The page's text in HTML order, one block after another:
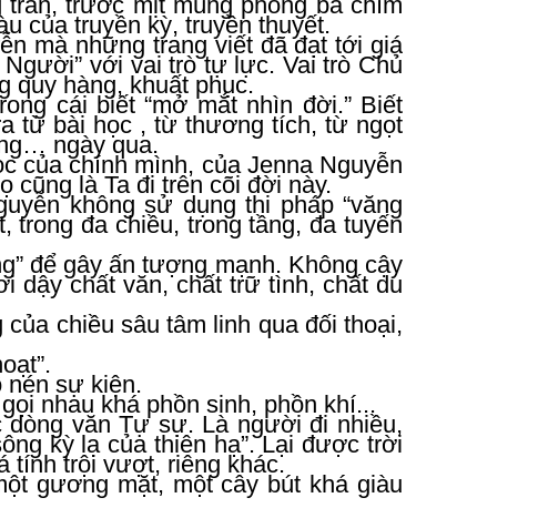
của truyền kỳ, truyền thuyết.
mà những trang viết đã đạt tới giá
Người” với vai trò tự lực. Vai trò Chủ
quy hàng, khuất phục.
cái biết “mở mắt nhìn đời.” Biết
từ bài học , từ thương tích, từ ngọt
ngày qua.
của chính mình, của Jenna Nguyễn
cũng là Ta đi trên cõi đời này.
không sử dụng thi pháp “văng
trong đa chiều, trong tầng, đa tuyến
để gây ấn tượng mạnh. Không cậy
dậy chất văn, chất trữ tình, chất du
chiều sâu tâm linh qua đối thoại,
nén sự kiện.
nhau khá phồn sinh, phồn khí...
văn Tự sự. Là người đi nhiều,
kỳ lạ của thiên hạ”. Lại được trời
tính trội vượt, riêng khác.
gương mặt, một cây bút khá giàu